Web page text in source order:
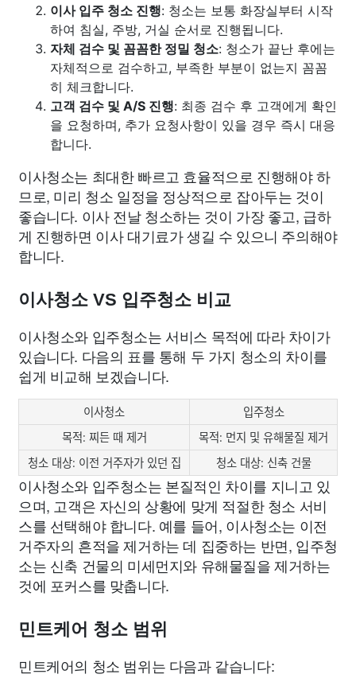
이사 입주 청소 진행: 청소는 보통 화장실부터 시작
하여 침실, 주방, 거실 순서로 진행됩니다.
자체 검수 및 꼼꼼한 정밀 청소: 청소가 끝난 후에는
자체적으로 검수하고, 부족한 부분이 없는지 꼼꼼
히 체크합니다.
고객 검수 및 A/S 진행: 최종 검수 후 고객에게 확인
을 요청하며, 추가 요청사항이 있을 경우 즉시 대응
합니다.
이사청소는 최대한 빠르고 효율적으로 진행해야 하
므로, 미리 청소 일정을 정상적으로 잡아두는 것이
좋습니다. 이사 전날 청소하는 것이 가장 좋고, 급하
게 진행하면 이사 대기료가 생길 수 있으니 주의해야
합니다.
이사청소 VS 입주청소 비교
이사청소와 입주청소는 서비스 목적에 따라 차이가
있습니다. 다음의 표를 통해 두 가지 청소의 차이를
쉽게 비교해 보겠습니다.
이사청소
입주청소
목적: 찌든 때 제거
목적: 먼지 및 유해물질 제거
청소 대상: 이전 거주자가 있던 집
청소 대상: 신축 건물
이사청소와 입주청소는 본질적인 차이를 지니고 있
으며, 고객은 자신의 상황에 맞게 적절한 청소 서비
스를 선택해야 합니다. 예를 들어, 이사청소는 이전
거주자의 흔적을 제거하는 데 집중하는 반면, 입주청
소는 신축 건물의 미세먼지와 유해물질을 제거하는
것에 포커스를 맞춥니다.
민트케어 청소 범위
민트케어의 청소 범위는 다음과 같습니다: